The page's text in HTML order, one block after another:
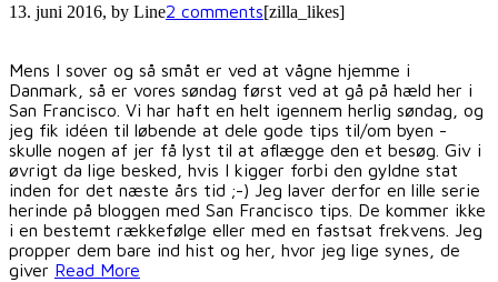
13. juni 2016, by Line2 comments[zilla_likes]
Mens I sover og så småt er ved at vågne hjemme i
Danmark, så er vores søndag først ved at gå på hæld her i
San Francisco. Vi har haft en helt igennem herlig søndag, og
jeg fik idéen til løbende at dele gode tips til/om byen -
skulle nogen af jer få lyst til at aflægge den et besøg. Giv i
øvrigt da lige besked, hvis I kigger forbi den gyldne stat
inden for det næste års tid ;-) Jeg laver derfor en lille serie
herinde på bloggen med San Francisco tips. De kommer ikke
i en bestemt rækkefølge eller med en fastsat frekvens. Jeg
propper dem bare ind hist og her, hvor jeg lige synes, de
giver Read More